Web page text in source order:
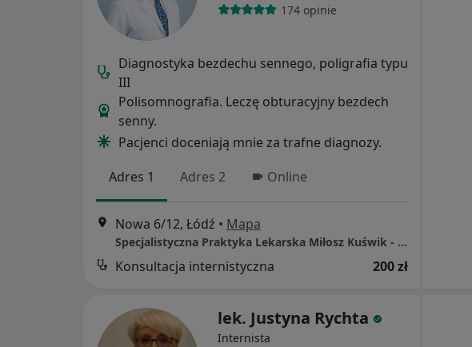
174 opinie
Diagnostyka bezdechu sennego, poligrafia typu
III
Polisomnografia. Leczę obturacyjny bezdech
senny.
Pacjenci doceniają mnie za trafne diagnozy.
Adres 1
Adres 2 Online
Nowa 6/12, Łódź • Mapa
Specjalistyczna Praktyka Lekarska Miłosz Kuświk - gabinet NOWA
Konsultacja internistyczna 200 zł
lek. Justyna Rychta
Internista